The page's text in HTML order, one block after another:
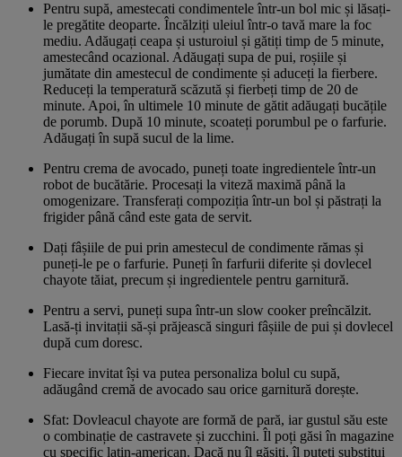
Pentru supă, amestecati condimentele într-un bol mic și lăsați-
le pregătite deoparte. Încălziți uleiul într-o tavă mare la foc
mediu. Adăugați ceapa și usturoiul și gătiți timp de 5 minute,
amestecând ocazional. Adăugați supa de pui, roșiile și
jumătate din amestecul de condimente și aduceți la fierbere.
Reduceți la temperatură scăzută și fierbeți timp de 20 de
minute. Apoi, în ultimele 10 minute de gătit adăugați bucățile
de porumb. După 10 minute, scoateți porumbul pe o farfurie.
Adăugați în supă sucul de la lime.
Pentru crema de avocado, puneți toate ingredientele într-un
robot de bucătărie. Procesați la viteză maximă până la
omogenizare. Transferați compoziția într-un bol și păstrați la
frigider până când este gata de servit.
Dați fâșiile de pui prin amestecul de condimente rămas și
puneți-le pe o farfurie. Puneți în farfurii diferite și dovlecel
chayote tăiat, precum și ingredientele pentru garnitură.
Pentru a servi, puneți supa într-un slow cooker preîncălzit.
Lasă-ți invitații să-și prăjească singuri fâșiile de pui și dovlecel
după cum doresc.
Fiecare invitat își va putea personaliza bolul cu supă,
adăugând cremă de avocado sau orice garnitură dorește.
Sfat: Dovleacul chayote are formă de pară, iar gustul său este
o combinație de castravete și zucchini. Îl poți găsi în magazine
cu specific latin-american. Dacă nu îl găsiți, îl puteți substitui